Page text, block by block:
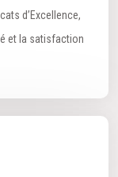
d’Excellence,
et la satisfaction